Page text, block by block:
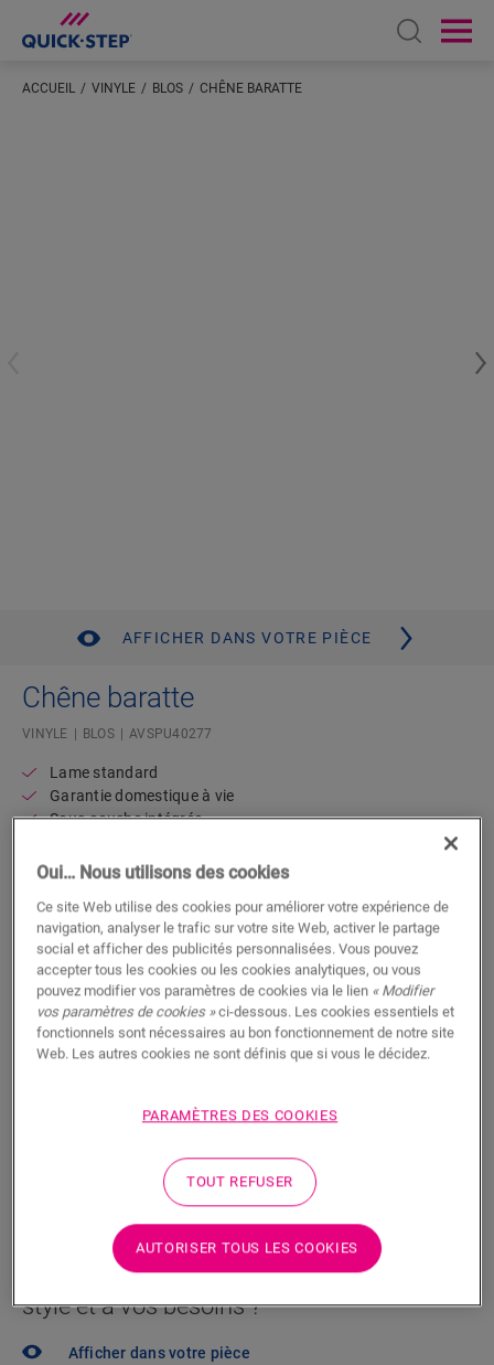
Open
ACCUEIL VINYLE BLOS CHÊNE BARATTE
AFFICHER DANS VOTRE PIÈCE
Chêne baratte
VINYLE BLOS AVSPU40277
Lame standard
Garantie domestique à vie
Sous-couche intégrée
Résistant à l’eau
Trouvez un revendeur près de chez
vous
Vous brûlez d’impatience de voir ce sol en vrai ? Vous
vous posez des questions ? Aucun problème ! Il y a
toujours un revendeur à proximité.
RECHERCHER
Pas sûr que ce sol corresponde à votre
style et à vos besoins ?
Afficher dans votre pièce
Oui… Nous utilisons des cookies
Ce site Web utilise des cookies pour améliorer votre expérience de
navigation, analyser le trafic sur votre site Web, activer le partage
social et afficher des publicités personnalisées. Vous pouvez
accepter tous les cookies ou les cookies analytiques, ou vous
pouvez modifier vos paramètres de cookies via le lien « Modifier
vos paramètres de cookies »ci-dessous. Les cookies essentiels et
fonctionnels sont nécessaires au bon fonctionnement de notre site
Web. Les autres cookies ne sont définis que si vous le décidez.
PARAMÈTRES DES COOKIES
TOUT REFUSER
AUTORISER TOUS LES COOKIES